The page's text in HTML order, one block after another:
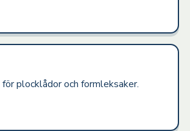
plocklådor och formleksaker.